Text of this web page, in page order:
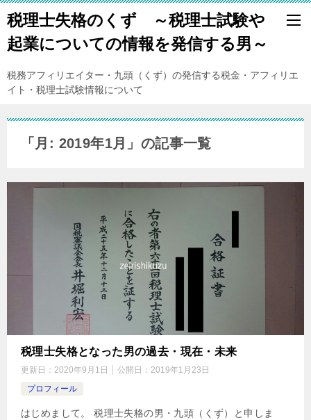
税理士失格のくず ～税理士試験や
起業についての情報を発信する男～
税務アフィリエイター・九頭（くず）の発信する税金・アフィリエ
イト・税理士試験情報について
「月: 2019年1月 」の記事一覧
税理士失格となった男の過去・現在・未来
更新日： 2020年9月1日 公開日： 2019年1月23日
プロフィール
はじめまして。 税理士失格の男・九頭（くず）と申しま